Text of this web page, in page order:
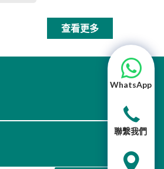
查看更多
WhatsApp
聯繫我們